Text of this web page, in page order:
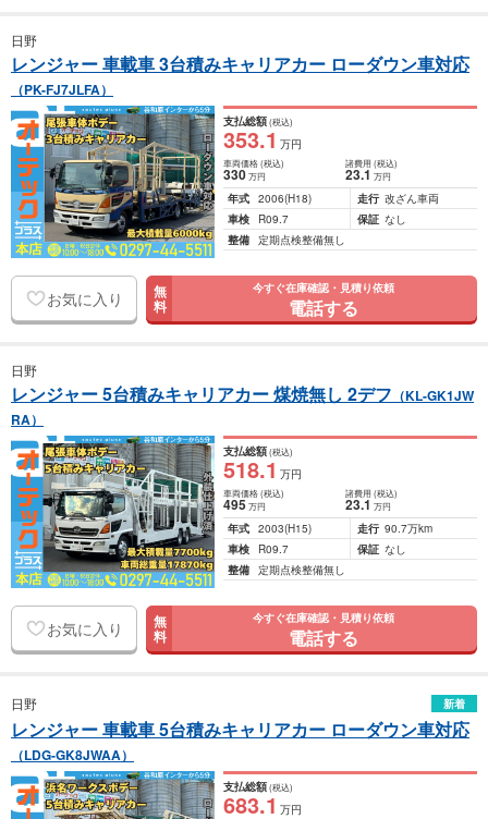
日野
レンジャー 車載車 3台積みキャリアカー ローダウン車対応
（PK-FJ7JLFA）
支払総額(税込)
353.1 万円
車両価格(税込)
330万円
諸費用 (税込)
23.1 万円
年式 2006(H18) 走行 改ざん車両
車検
R09.7 保証 なし
整備 定期点検整備無し
お気に入り 無
料
今すぐ在庫確認・見積り依頼
電話する
日野
レンジャー 5台積みキャリアカー 煤焼無し 2デフ （KL-GK1JW
RA）
支払総額(税込)
518.1 万円
車両価格(税込)
495万円
諸費用 (税込)
23.1 万円
年式 2003(H15) 走行 90.7万km
車検
R09.7 保証 なし
整備 定期点検整備無し
お気に入り 無
料
今すぐ在庫確認・見積り依頼
電話する
日野 新着
レンジャー 車載車 5台積みキャリアカー ローダウン車対応
（LDG-GK8JWAA）
支払総額(税込)
683.1 万円